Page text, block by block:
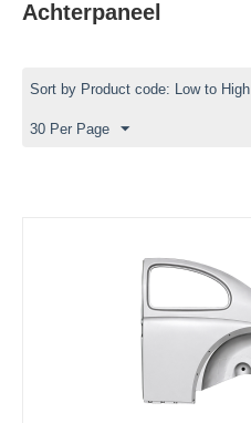
Achterpaneel
Sort by Product code: Low to High
30 Per Page